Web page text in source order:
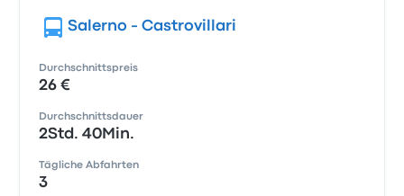
Salerno - Castrovillari
Durchschnittspreis
26 €
Durchschnittsdauer
2Std. 40Min.
Tägliche Abfahrten
3